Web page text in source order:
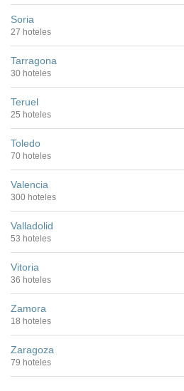
Soria
27 hoteles
Tarragona
30 hoteles
Teruel
25 hoteles
Toledo
70 hoteles
Valencia
300 hoteles
Valladolid
53 hoteles
Vitoria
36 hoteles
Zamora
18 hoteles
Zaragoza
79 hoteles